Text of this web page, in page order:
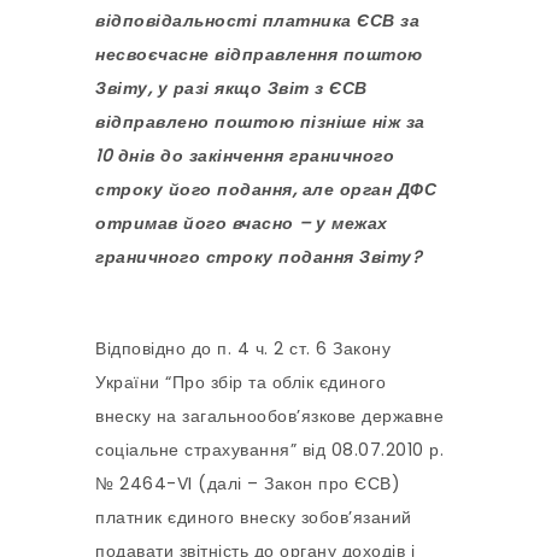
відповідальності платника ЄСВ за
несвоєчасне відправлення поштою
Звіту, у разі якщо Звіт з ЄСВ
відправлено поштою пізніше ніж за
10 днів до закінчення граничного
строку його подання, але орган ДФС
отримав його вчасно – у межах
граничного строку подання Звіту?
Відповідно до п. 4 ч. 2 ст. 6 Закону
України “Про збір та облік єдиного
внеску на загальнообов’язкове державне
соціальне страхування” від 08.07.2010 р.
№ 2464-VI (далі – Закон про ЄСВ)
платник єдиного внеску зобов’язаний
подавати звітність до органу доходів і